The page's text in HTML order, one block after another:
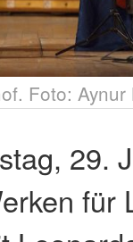
Foto: Aynur
29.
für